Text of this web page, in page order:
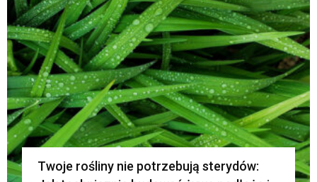
Twoje rośliny nie potrzebują sterydów: